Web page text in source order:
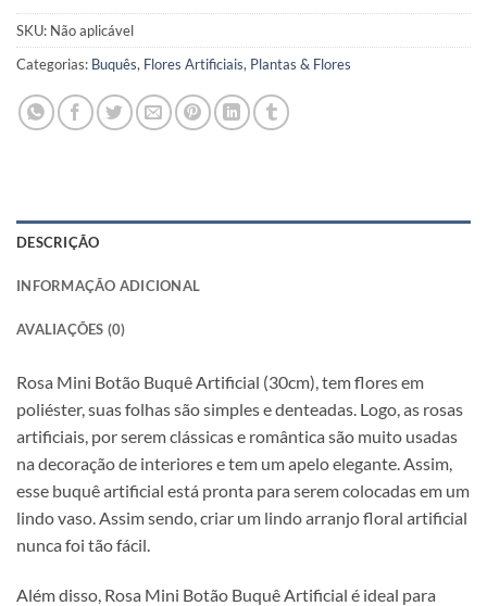
SKU: Não aplicável
Categorias: Buquês, Flores Artificiais, Plantas & Flores
DESCRIÇÃO
INFORMAÇÃO ADICIONAL
AVALIAÇÕES (0)
Rosa Mini Botão Buquê Artificial (30cm), tem flores em
poliéster, suas folhas são simples e denteadas. Logo, as rosas
artificiais, por serem clássicas e romântica são muito usadas
na decoração de interiores e tem um apelo elegante. Assim,
esse buquê artificial está pronta para serem colocadas em um
lindo vaso. Assim sendo, criar um lindo arranjo floral artificial
nunca foi tão fácil.
Além disso, Rosa Mini Botão Buquê Artificial é ideal para